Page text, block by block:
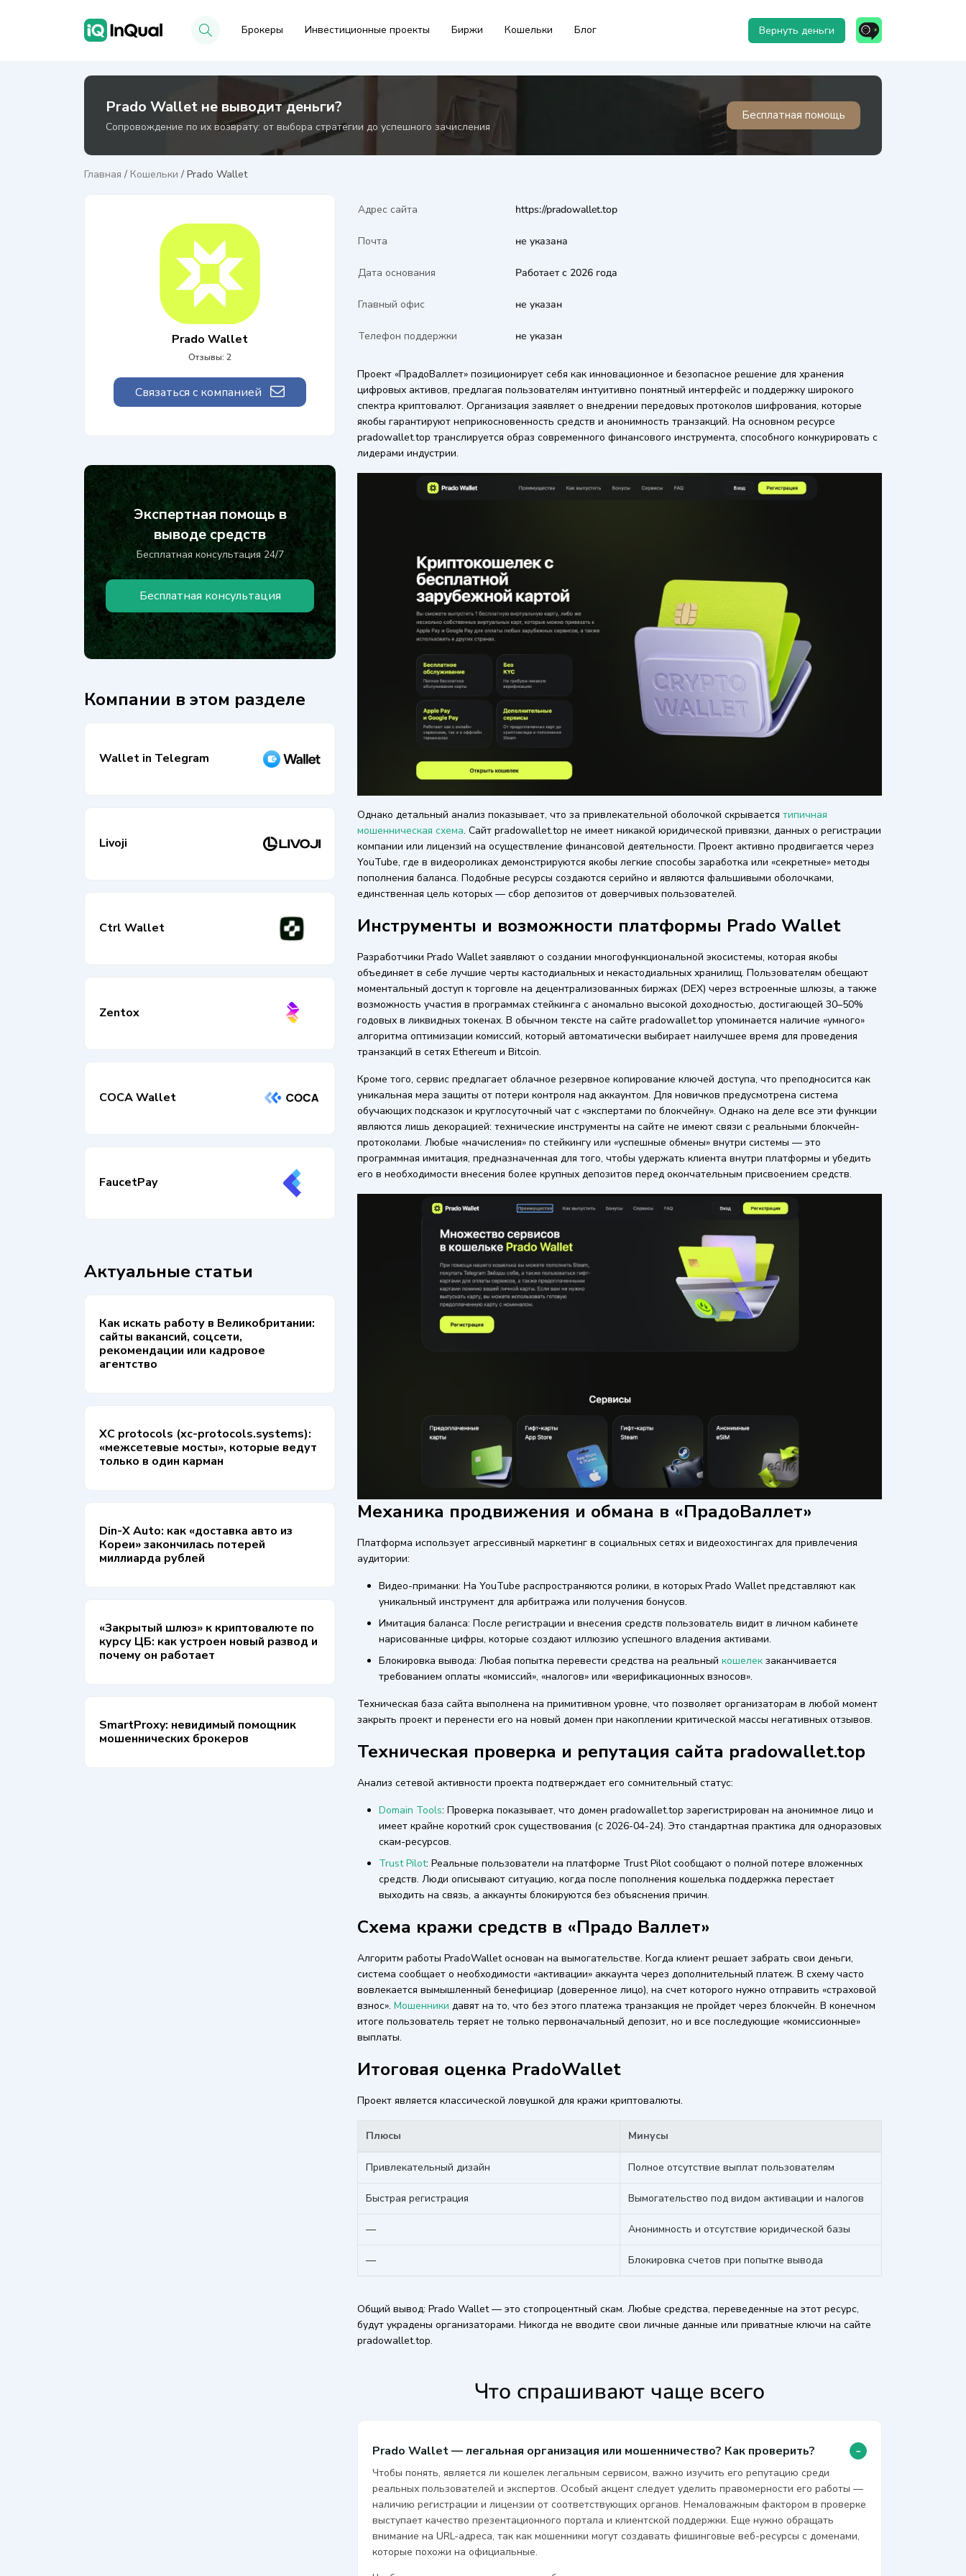
Брокеры Инвестиционные проекты Биржи Кошельки Блог Вернуть деньги
Prado Wallet не выводит деньги?
Сопровождение по их возврату: от выбора стратегии до успешного зачисления
Бесплатная помощь
Главная / Кошельки / Prado Wallet
Prado Wallet
Отзывы: 2
Связаться с компанией
Экспертная помощь в
выводе средств
Бесплатная консультация 24/7
Бесплатная консультация
Компании в этом разделе
Wallet in Telegram
Livoji
Ctrl Wallet
Zentox
COCA Wallet
FaucetPay
Актуальные статьи
Как искать работу в Великобритании:
сайты вакансий, соцсети,
рекомендации или кадровое
агентство
XC protocols (xc-protocols.systems):
«межсетевые мосты», которые ведут
только в один карман
Din-X Auto: как «доставка авто из
Кореи» закончилась потерей
миллиарда рублей
«Закрытый шлюз» к криптовалюте по
курсу ЦБ: как устроен новый развод и
почему он работает
SmartProxy: невидимый помощник
мошеннических брокеров
Адрес сайта https://pradowallet.top
Почта не указана
Дата основания Работает с 2026 года
Главный офис не указан
Телефон поддержки не указан
Проект «ПрадоВаллет» позиционирует себя как инновационное и безопасное решение для хранения
цифровых активов, предлагая пользователям интуитивно понятный интерфейс и поддержку широкого
спектра криптовалют. Организация заявляет о внедрении передовых протоколов шифрования, которые
якобы гарантируют неприкосновенность средств и анонимность транзакций. На основном ресурсе
pradowallet.top транслируется образ современного финансового инструмента, способного конкурировать с
лидерами индустрии.
Однако детальный анализ показывает, что за привлекательной оболочкой скрывается типичная
мошенническая схема. Сайт pradowallet.top не имеет никакой юридической привязки, данных о регистрации
компании или лицензий на осуществление финансовой деятельности. Проект активно продвигается через
YouTube, где в видеороликах демонстрируются якобы легкие способы заработка или «секретные» методы
пополнения баланса. Подобные ресурсы создаются серийно и являются фальшивыми оболочками,
единственная цель которых — сбор депозитов от доверчивых пользователей.
Инструменты и возможности платформы Prado Wallet
Разработчики Prado Wallet заявляют о создании многофункциональной экосистемы, которая якобы
объединяет в себе лучшие черты кастодиальных и некастодиальных хранилищ. Пользователям обещают
моментальный доступ к торговле на децентрализованных биржах (DEX) через встроенные шлюзы, а также
возможность участия в программах стейкинга с аномально высокой доходностью, достигающей 30–50%
годовых в ликвидных токенах. В обычном тексте на сайте pradowallet.top упоминается наличие «умного»
алгоритма оптимизации комиссий, который автоматически выбирает наилучшее время для проведения
транзакций в сетях Ethereum и Bitcoin.
Кроме того, сервис предлагает облачное резервное копирование ключей доступа, что преподносится как
уникальная мера защиты от потери контроля над аккаунтом. Для новичков предусмотрена система
обучающих подсказок и круглосуточный чат с «экспертами по блокчейну». Однако на деле все эти функции
являются лишь декорацией: технические инструменты на сайте не имеют связи с реальными блокчейн-
протоколами. Любые «начисления» по стейкингу или «успешные обмены» внутри системы — это
программная имитация, предназначенная для того, чтобы удержать клиента внутри платформы и убедить
его в необходимости внесения более крупных депозитов перед окончательным присвоением средств.
Механика продвижения и обмана в «ПрадоВаллет»
Платформа использует агрессивный маркетинг в социальных сетях и видеохостингах для привлечения
аудитории:
Видео-приманки: На YouTube распространяются ролики, в которых Prado Wallet представляют как
уникальный инструмент для арбитража или получения бонусов.
Имитация баланса: После регистрации и внесения средств пользователь видит в личном кабинете
нарисованные цифры, которые создают иллюзию успешного владения активами.
Блокировка вывода: Любая попытка перевести средства на реальный кошелек заканчивается
требованием оплаты «комиссий», «налогов» или «верификационных взносов».
Техническая база сайта выполнена на примитивном уровне, что позволяет организаторам в любой момент
закрыть проект и перенести его на новый домен при накоплении критической массы негативных отзывов.
Техническая проверка и репутация сайта pradowallet.top
Анализ сетевой активности проекта подтверждает его сомнительный статус:
Domain Tools: Проверка показывает, что домен pradowallet.top зарегистрирован на анонимное лицо и
имеет крайне короткий срок существования (с 2026-04-24). Это стандартная практика для одноразовых
скам-ресурсов.
Trust Pilot: Реальные пользователи на платформе Trust Pilot сообщают о полной потере вложенных
средств. Люди описывают ситуацию, когда после пополнения кошелька поддержка перестает
выходить на связь, а аккаунты блокируются без объяснения причин.
Схема кражи средств в «Прадо Валлет»
Алгоритм работы PradoWallet основан на вымогательстве. Когда клиент решает забрать свои деньги,
система сообщает о необходимости «активации» аккаунта через дополнительный платеж. В схему часто
вовлекается вымышленный бенефициар (доверенное лицо), на счет которого нужно отправить «страховой
взнос». Мошенники давят на то, что без этого платежа транзакция не пройдет через блокчейн. В конечном
итоге пользователь теряет не только первоначальный депозит, но и все последующие «комиссионные»
выплаты.
Итоговая оценка PradoWallet
Проект является классической ловушкой для кражи криптовалюты.
Плюсы Минусы
Привлекательный дизайн Полное отсутствие выплат пользователям
Быстрая регистрация Вымогательство под видом активации и налогов
— Анонимность и отсутствие юридической базы
— Блокировка счетов при попытке вывода
Общий вывод: Prado Wallet — это стопроцентный скам. Любые средства, переведенные на этот ресурс,
будут украдены организаторами. Никогда не вводите свои личные данные или приватные ключи на сайте
pradowallet.top.
Что спрашивают чаще всего
Prado Wallet — легальная организация или мошенничество? Как проверить? -
Чтобы понять, является ли кошелек легальным сервисом, важно изучить его репутацию среди
реальных пользователей и экспертов. Особый акцент следует уделить правомерности его работы —
наличию регистрации и лицензии от соответствующих органов. Немаловажным фактором в проверке
выступает качество презентационного портала и клиентской поддержки. Еще нужно обращать
внимание на URL-адреса, так как мошенники могут создавать фишинговые веб-ресурсы с доменами,
которые похожи на официальные.